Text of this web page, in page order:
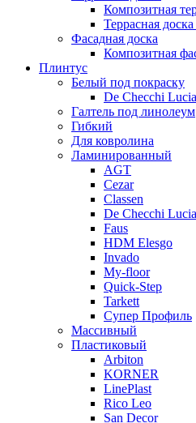
Композитная
Террасная
Фасадная доска
Композитная
Плинтус
Белый под покраску
De Checchi
Галтель под линолеум
Гибкий
Для ковролина
Ламинированный
AGT
Cezar
Classen
De Checchi
Faus
HDM Elesgo
Invado
My-floor
Quick-Step
Tarkett
Супер Профиль
Массивный
Пластиковый
Arbiton
KORNER
LinePlast
Rico Leo
San Decor